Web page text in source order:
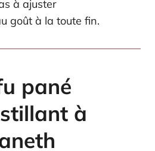
à ajuster
goût à la toute fin.
pané
à